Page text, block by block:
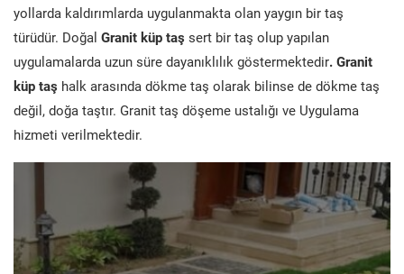
yollarda kaldırımlarda uygulanmakta olan yaygın bir taş
türüdür. Doğal Granit küp taş sert bir taş olup yapılan
uygulamalarda uzun süre dayanıklılık göstermektedir. Granit
küp taş halk arasında dökme taş olarak bilinse de dökme taş
değil, doğa taştır. Granit taş döşeme ustalığı ve Uygulama
hizmeti verilmektedir.